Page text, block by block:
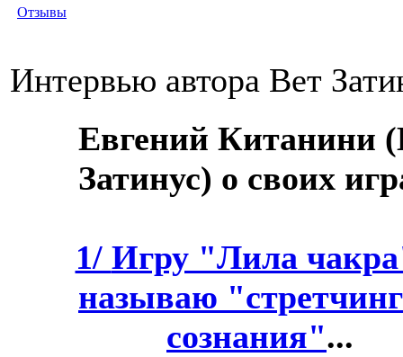
Отзывы
Интервью автора Вет
Евгений Китанини
Затинус) о своих
1/ Игру "Лила
называю
сознания"...